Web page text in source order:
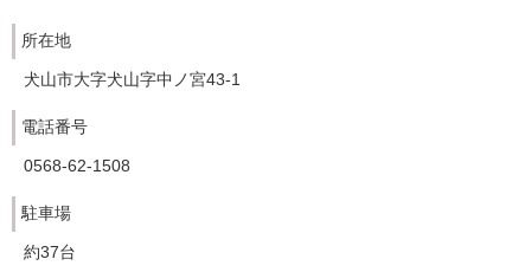
所在地
犬山市大字犬山字中ノ宮43-1
電話番号
0568-62-1508
駐車場
約37台